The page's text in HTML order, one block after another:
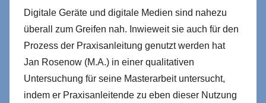
Digitale Geräte und digitale Medien sind nahezu
überall zum Greifen nah. Inwieweit sie auch für den
Prozess der Praxisanleitung genutzt werden hat
Jan Rosenow (M.A.) in einer qualitativen
Untersuchung für seine Masterarbeit untersucht,
indem er Praxisanleitende zu eben dieser Nutzung